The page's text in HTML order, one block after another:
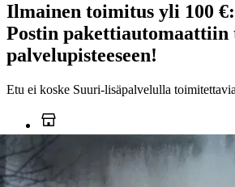
Ilmainen toimitus yli 100
Postin pakettiautomaattiin
palvelupisteeseen!
Etu ei koske Suuri‑lisäpalvelulla
Tarkista